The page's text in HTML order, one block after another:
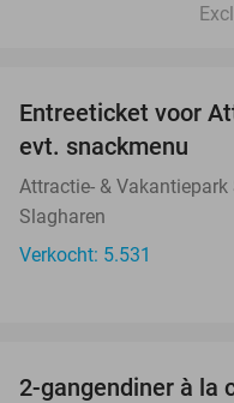
Entreeticket voor
evt. snackmenu
Attractie- & Vakantiepark
Slagharen
Verkocht: 5.531
2-gangendiner à la